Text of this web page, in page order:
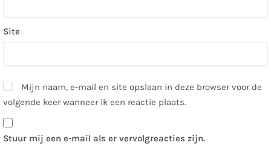
Site
Mijn naam, e-mail en site opslaan in deze browser voor de
volgende keer wanneer ik een reactie plaats.
Stuur mij een e-mail als er vervolgreacties zijn.